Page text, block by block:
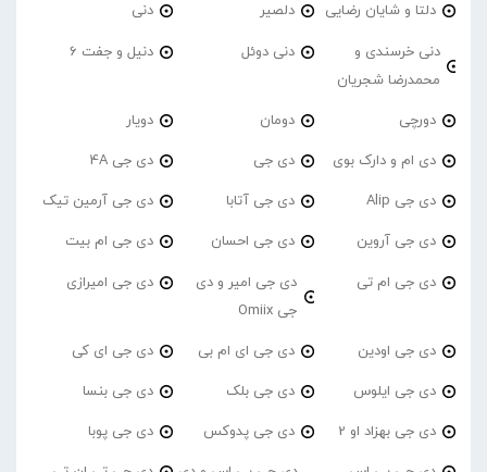
دلتا و شایان رضایی دلصیر دنی
دنی خرسندی و
محمدرضا شجریان
دنی دوئل دنیل و جفت 6
دورچی دومان دویار
دی ام و دارک بوی دی جی دی جی 4A
دی جی Alip دی جی آتابا دی جی آرمین تیک
دی جی آروین دی جی احسان دی جی ام بیت
دی جی ام تی
دی جی امیر و دی
جی Omiix
دی جی امیرازی
دی جی اودین دی جی ای ام بی دی جی ای کی
دی جی ایلوس دی جی بلک دی جی بنسا
دی جی بهزاد او 2 دی جی پدوکس دی جی پوبا